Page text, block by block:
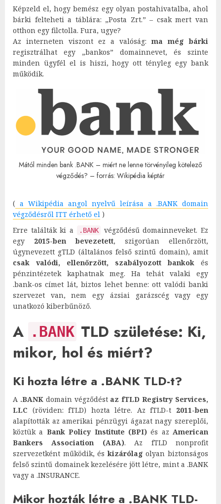
Képzeld el, hogy bemész egy olyan postahivatalba, ahol
bárki felteheti a táblára: „Posta Zrt.” – csak mert van
otthon egy filctolla. Fura, ugye?
Az interneten viszont ez a valóság: ma még bárki
regisztrálhat egy „bankos” domainnevet, és szinte
minden ügyfél el is hiszi, hogy ott tényleg egy bank
működik.
Mától minden bank .BANK – miért ne lenne törvényileg kötelező
végződés? – forrás: Wikipédia képtár
( a Wikipédia angol nyelvű leírása a .BANK domain
végződésről ITT érhető el )
Erre találták ki a
.BANK
végződésű domainneveket. Ez
egy 2015-ben bevezetett, szigorúan ellenőrzött,
úgynevezett gTLD (általános felső szintű domain), amit
csak valódi, ellenőrzött, szabályozott bankok és
pénzintézetek kaphatnak meg. Ha tehát valaki egy
.bank-os címet lát, biztos lehet benne: ott valódi banki
szervezet van, nem egy ázsiai garázscég vagy egy
unatkozó kiberbűnöző.
A .BANK TLD születése: Ki,
mikor, hol és miért?
Ki hozta létre a .BANK TLD-t?
A .BANKdomain végződést az fTLD Registry Services,
LLC (röviden: fTLD) hozta létre. Az fTLD-t 2011-ben
alapították az amerikai pénzügyi ágazat nagy szereplői,
köztük a Bank Policy Institute (BPI)és az American
Bankers Association (ABA). Az fTLD nonprofit
szervezetként működik, éskizárólag olyan biztonságos
felső szintű domainek kezelésére jött létre, mint a .BANK
vagy a .INSURANCE.
Mikor hozták létre a .BANK TLD-